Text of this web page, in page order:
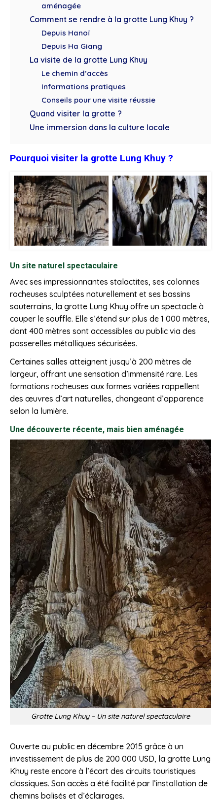
aménagée
Comment se rendre à la grotte Lung Khuy ?
Depuis Hanoï
Depuis Ha Giang
La visite de la grotte Lung Khuy
Le chemin d’accès
Informations pratiques
Conseils pour une visite réussie
Quand visiter la grotte ?
Une immersion dans la culture locale
Pourquoi visiter la grotte Lung Khuy ?
Un site naturel spectaculaire
Avec ses impressionnantes stalactites, ses colonnes
rocheuses sculptées naturellement et ses bassins
souterrains, la grotte Lung Khuy offre un spectacle à
couper le souffle. Elle s’étend sur plus de 1 000 mètres,
dont 400 mètres sont accessibles au public via des
passerelles métalliques sécurisées.
Certaines salles atteignent jusqu’à 200 mètres de
largeur, offrant une sensation d’immensité rare. Les
formations rocheuses aux formes variées rappellent
des œuvres d’art naturelles, changeant d’apparence
selon la lumière.
Une découverte récente, mais bien aménagée
Grotte Lung Khuy – Un site naturel spectaculaire
Ouverte au public en décembre 2015 grâce à un
investissement de plus de 200 000 USD, la grotte Lung
Khuy reste encore à l’écart des circuits touristiques
classiques. Son accès a été facilité par l’installation de
chemins balisés et d’éclairages.